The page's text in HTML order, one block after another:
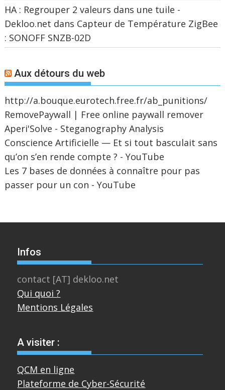
HA : Regrouper 2 valeurs dans une tuile -
Dekloo.net dans Capteur de Température ZigBee
: SONOFF SNZB-02D
Aux détours du web
http://a.bouque.eurotech.free.fr/ab_punitions/
RemovePaywall | Free online paywall remover
Aperi'Solve - Steganography Analysis
Conscience Artificielle — Et si tout basculait sans
qu’on s’en rende compte ? - YouTube
Les 7 bases de données à connaître pour pas
passer pour un con - YouTube
Infos
contact [AT] dekloo.net
Qui quoi ?
Mentions Légales
A visiter :
QCM en ligne
Plateforme de Cyber-Sécurité